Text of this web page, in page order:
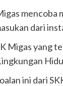
dari
Migas yang
ini dari